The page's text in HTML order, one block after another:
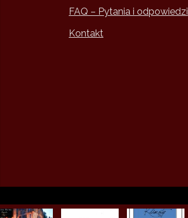
FAQ – Pytania i odpowiedzi
Kontakt